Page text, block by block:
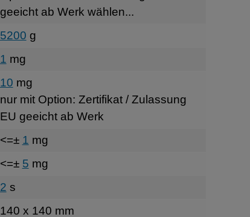
geeicht ab Werk wählen...
5200 g
1 mg
10 mg
nur mit Option: Zertifikat / Zulassung
EU geeicht ab Werk
<=± 1 mg
<=± 5 mg
2 s
140 x 140 mm